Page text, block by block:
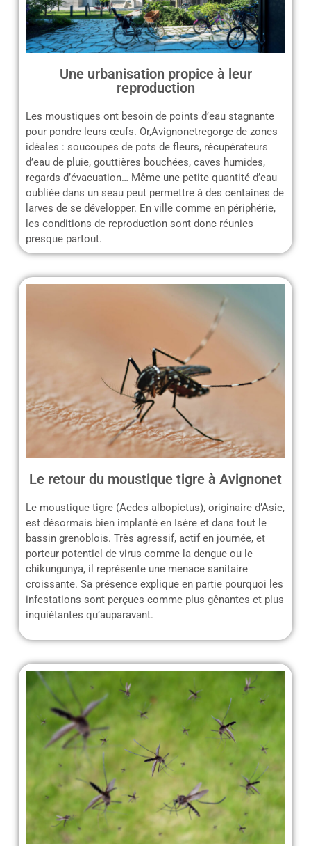
Une urbanisation propice à leur
reproduction
Les moustiques ont besoin de points d’eau stagnante
pour pondre leurs œufs. Or,Avignonetregorge de zones
idéales : soucoupes de pots de fleurs, récupérateurs
d’eau de pluie, gouttières bouchées, caves humides,
regards d’évacuation… Même une petite quantité d’eau
oubliée dans un seau peut permettre à des centaines de
larves de se développer. En ville comme en périphérie,
les conditions de reproduction sont donc réunies
presque partout.
Le retour du moustique tigre à Avignonet
Le moustique tigre (Aedes albopictus), originaire d’Asie,
est désormais bien implanté en Isère et dans tout le
bassin grenoblois. Très agressif, actif en journée, et
porteur potentiel de virus comme la dengue ou le
chikungunya, il représente une menace sanitaire
croissante. Sa présence explique en partie pourquoi les
infestations sont perçues comme plus gênantes et plus
inquiétantes qu’auparavant.